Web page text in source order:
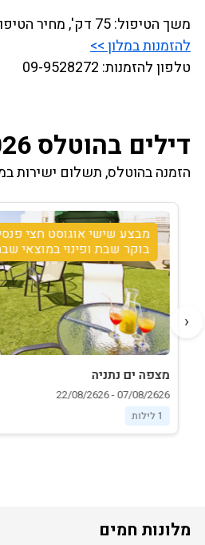
משך הטיפול: 75 דק', מחיר הטיפול: 380 שקל
להזמנות במלון >>
טלפון להזמנות: 09-9528272
דילים בהוטלס 2026
הזמנה בהוטלס, תשלום ישירות
מבצע שישי אוגוסט חצי
בוקר שבת ופינוי במוצאי
מצפה ים נתניה
07/08/2626 - 22/08/2626
‹
מלונות חמים